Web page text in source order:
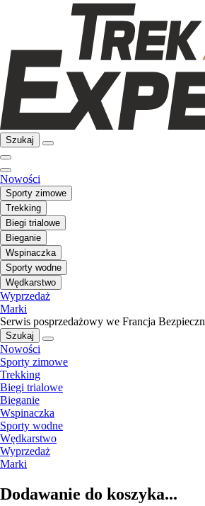
Szukaj
Nowości
Sporty zimowe
Trekking
Biegi trialowe
Bieganie
Wspinaczka
Sporty wodne
Wędkarstwo
Wyprzedaż
Marki
Serwis posprzedażowy we Francja
Szukaj
Nowości
Sporty zimowe
Trekking
Biegi trialowe
Bieganie
Wspinaczka
Sporty wodne
Wędkarstwo
Wyprzedaż
Marki
Dodawanie do koszyka...